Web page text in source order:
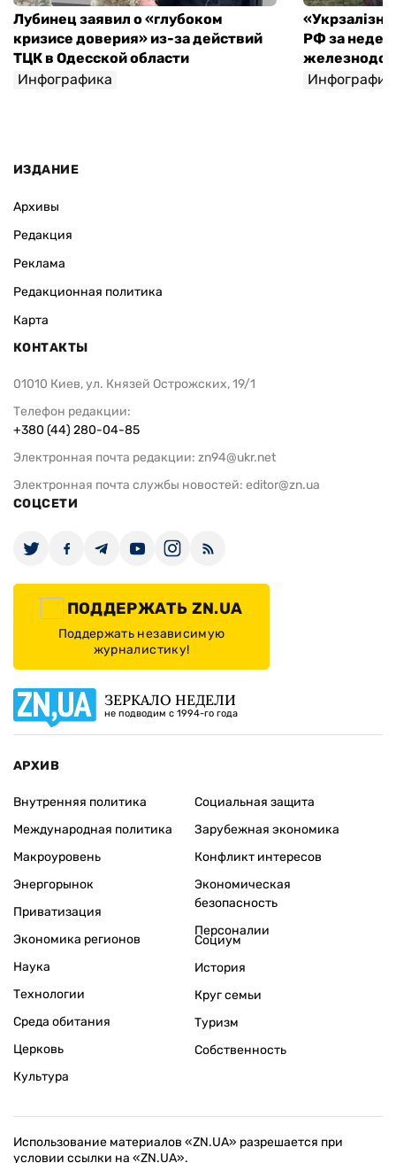
Лубинец заявил о «глубоком
кризисе доверия» из-за действий
ТЦК в Одесской области
Инфографика
РФ за
ИЗДАНИЕ
Архивы
Редакция
Реклама
Редакционная политика
Карта
КОНТАКТЫ
01010 Киев, ул. Князей Острожских, 19/1
Телефон редакции:
+380 (44) 280-04-85
Электронная почта редакции: zn94@ukr.net
Электронная почта службы новостей: editor@zn.ua
СОЦСЕТИ
ПОДДЕРЖАТЬ ZN.UA
Поддержать независимую
журналистику!
ЗЕРКАЛО НЕДЕЛИ
не подводим с 1994-го года
АРХИВ
Внутренняя политика
Международная политика
Макроуровень
Энергорынок
Приватизация
Экономика регионов
Социальная защита
Зарубежная экономика
Конфликт интересов
Экономическая
безопасность
Персоналии
Наука
Технологии
Среда обитания
Церковь
Культура
Социум
История
Круг семьи
Туризм
Собственность
Использование материалов «ZN.UA» разрешается при
условии ссылки на «ZN.UA».